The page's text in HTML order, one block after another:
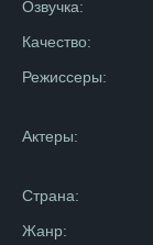
Озвучка:
Качество:
Режиссеры:
Актеры:
Страна:
Жанр: